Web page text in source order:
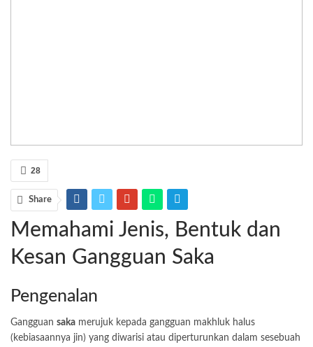
28
Share
Memahami Jenis, Bentuk dan
Kesan Gangguan Saka
Pengenalan
Gangguan saka merujuk kepada gangguan makhluk halus
(kebiasaannya jin) yang diwarisi atau diperturunkan dalam sesebuah